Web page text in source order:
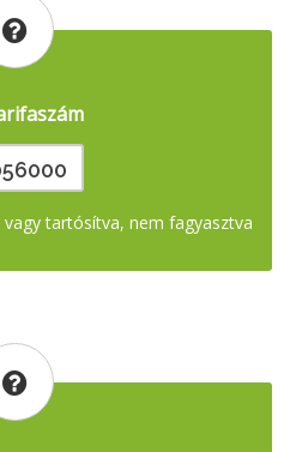
tartósítva, nem fagyasztva